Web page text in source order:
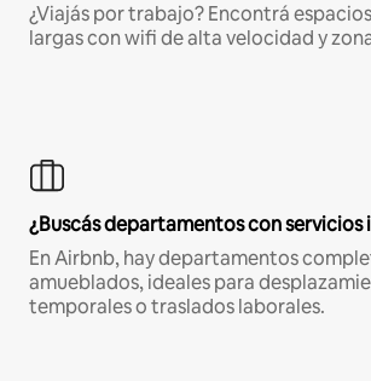
¿Viajás por trabajo? Encontrá
largas con wifi de alta velocidad y
¿Buscás departamentos con servicios
En Airbnb, hay departamentos
amueblados, ideales para
temporales o traslados laborales.